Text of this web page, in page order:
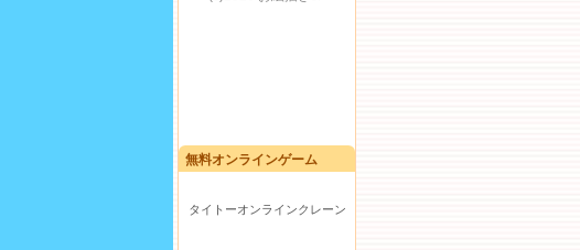
無料オンラインゲーム
タイトーオンラインクレーン